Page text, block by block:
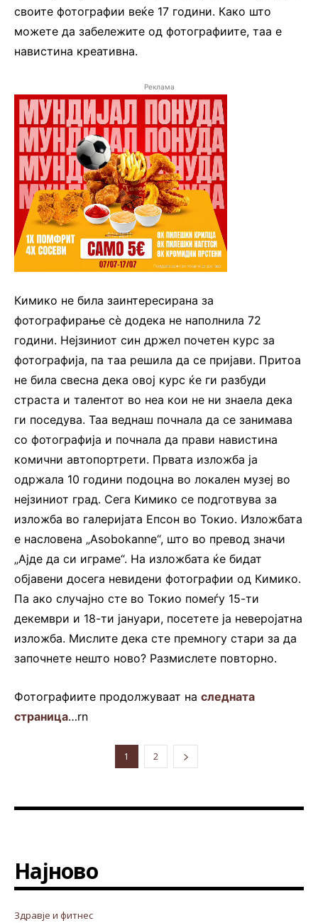
своите фотографии веќе 17 години. Како што
можете да забележите од фотографиите, таа е
навистина креативна.
Реклама
Кимико не била заинтересирана за
фотографирање сè додека не наполнила 72
години. Нејзиниот син држел почетен курс за
фотографија, па таа решила да се пријави. Притоа
не била свесна дека овој курс ќе ги разбуди
страста и талентот во неа кои не ни знаела дека
ги поседува. Таа веднаш почнала да се занимава
со фотографија и почнала да прави навистина
комични автопортрети. Првата изложба ја
одржала 10 години подоцна во локален музеј во
нејзиниот град. Сега Кимико се подготвува за
изложба во галеријата Епсон во Токио. Изложбата
е насловена „Asobokanne“, што во превод значи
„Ајде да си играме“. На изложбата ќе бидат
објавени досега невидени фотографии од Кимико.
Па ако случајно сте во Токио помеѓу 15-ти
декември и 18-ти јануари, посетете ја неверојатна
изложба. Мислите дека сте премногу стари за да
започнете нешто ново? Размислете повторно.
Фотографиите продолжуваат на следната
страница…rn
1 2
Најново
Здравје и фитнес